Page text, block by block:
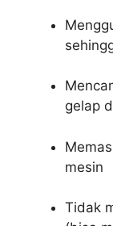
gelap
mesin
Tidak